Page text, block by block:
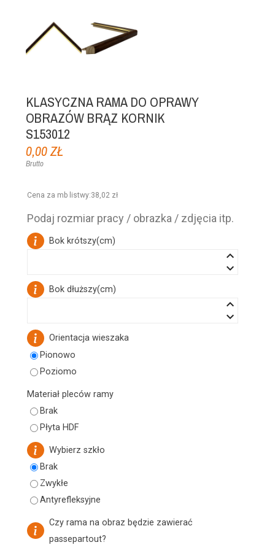
KLASYCZNA RAMA DO OPRAWY
OBRAZÓW BRĄZ KORNIK
S153012
0,00 ZŁ
Brutto
Cena za mb listwy:38,02 zł
Podaj rozmiar pracy / obrazka / zdjęcia itp.
Bok krótszy(cm)
keyboard_arrow_up
keyboard_arrow_down
Bok dłuższy(cm)
keyboard_arrow_up
keyboard_arrow_down
Orientacja wieszaka
Pionowo
Poziomo
Wybierz szkło
Brak
Zwykłe
Antyrefleksyjne
Materiał pleców ramy
Brak
Płyta HDF
Czy rama na obraz będzie zawierać
passepartout?